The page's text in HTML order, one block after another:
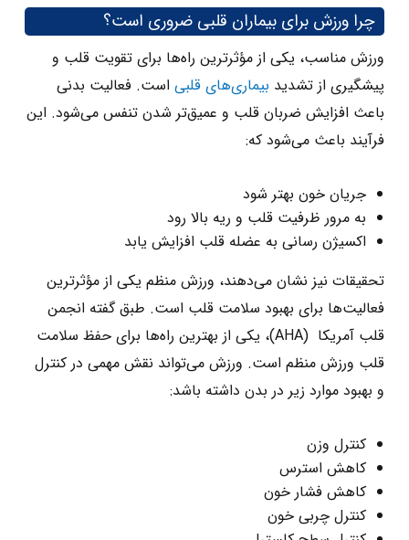
چرا ورزش برای بیماران قلبی ضروری است؟
ورزش مناسب، یکی از مؤثرترین راه‌ها برای تقویت قلب و
پیشگیری از تشدید بیماری‌های قلبیاست. فعالیت بدنی
باعث افزایش ضربان قلب و عمیق‌تر شدن تنفس می‌شود. این
فرآیند باعث می‌شود که:
جریان خون بهتر شود
به مرور ظرفیت قلب و ریه بالا رود
اکسیژن‌ رسانی به عضله قلب افزایش یابد
تحقیقات نیز نشان می‌دهند، ورزش منظم یکی از مؤثرترین
فعالیت‌ها برای بهبود سلامت قلب است. طبق گفته انجمن
قلب آمریکا (AHA)، یکی از بهترین راه‌ها برای حفظ سلامت
قلب ورزش منظم است. ورزش می‌تواند نقش مهمی در کنترل
و بهبود موارد زیر در بدن داشته باشد:
کنترل وزن
کاهش استرس
کاهش فشار خون
کنترل چربی خون